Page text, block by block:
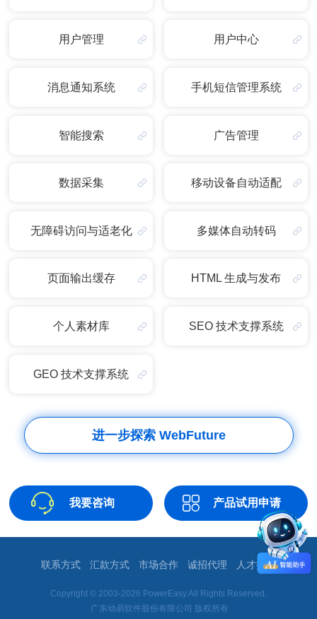
用户管理 用户中心
消息通知系统 手机短信管理系统
智能搜索 广告管理
数据采集 移动设备自动适配
无障碍访问与适老化 多媒体自动转码
页面输出缓存 HTML 生成与发布
个人素材库 SEO 技术支撑系统
GEO 技术支撑系统
进一步探索 WebFuture
我要咨询 产品试用申请
联系方式 汇款方式 市场合作 诚招代理 人才招聘
Copyright © 2003-2026 PowerEasy.All Rights Reserved.
广东动易软件股份有限公司 版权所有